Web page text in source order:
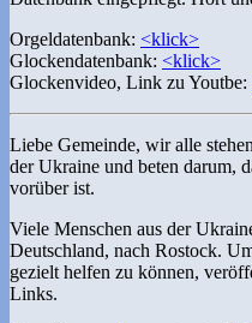
Orgeldatenbank: <klick>
Glockendatenbank: <klick>
Glockenvideo, Link zu Youtbe:
Liebe Gemeinde, wir alle
der Ukraine und beten darum,
vorüber ist.
Viele Menschen aus der
Deutschland, nach Rostock.
gezielt helfen zu können,
Links.